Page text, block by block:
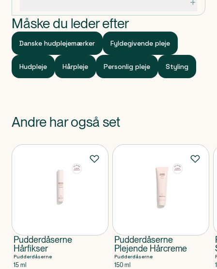
ALT I EN STYLINGCREME er utroligt alsidig og virker
til alle hårtyper. Har du glat hår, giver ALT I EN
STYLINGCREME volumen og virker udglattende. Har
du krøller, giver ALT I EN STYLINGCREME definition
og et let hold.
Uanset hårtype får du ekstra kontrol, mindre krus og
Måske du leder efter
Danske hudplejemærker Fyldegivende pleje
Hudpleje Hårpleje Personlig pleje Styling
Andre har også set
Produkter
Pudderdåserne
Hårfikser
Pudderdåserne
15 ml
Pudderdåserne
Plejende Hårcreme
Pudderdåserne
150 ml